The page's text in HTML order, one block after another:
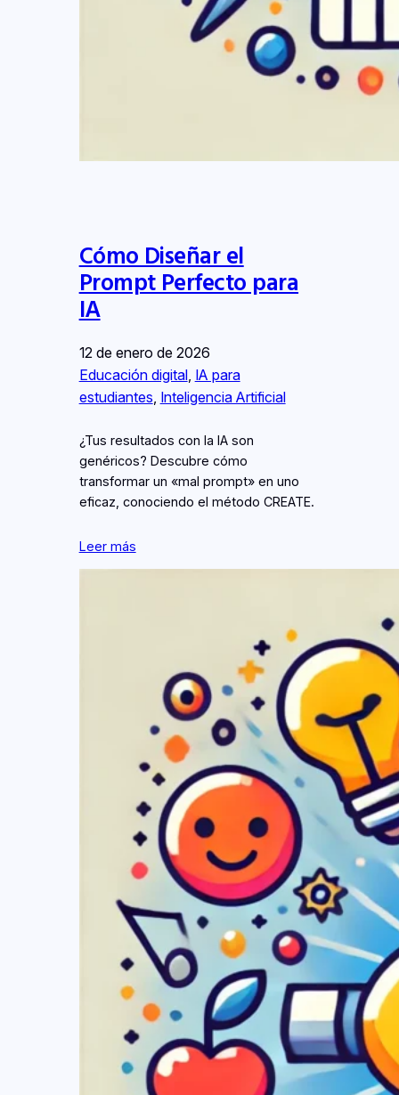
Cómo Diseñar el
Prompt Perfecto para
IA
12 de enero de 2026
Educación digital, IA para
estudiantes Inteligencia Artificial
¿Tus resultados con la IA son
genéricos? Descubre cómo
transformar un «mal prompt» en uno
eficaz, conociendo el método CREATE.
Leer más